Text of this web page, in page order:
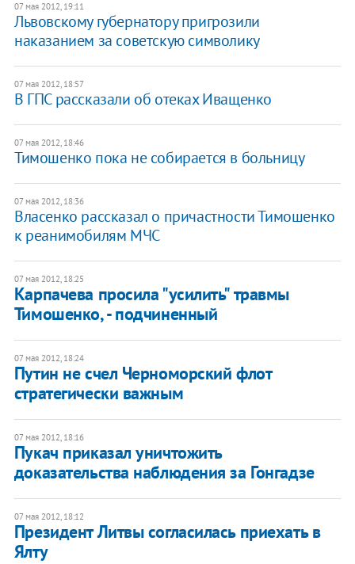
07 мая 2012, 19:11
Львовскому губернатору пригрозили
наказанием за советскую символику
07 мая 2012, 18:57
В ГПС рассказали об отеках Иващенко
07 мая 2012, 18:46
Тимошенко пока не собирается в больницу
07 мая 2012, 18:36
​Власенко рассказал о причастности Тимошенко
к реанимобилям МЧС
07 мая 2012, 18:25
Карпачева просила "усилить" травмы
Тимошенко, - подчиненный
07 мая 2012, 18:24
Путин не счел Черноморский флот
стратегически важным
07 мая 2012, 18:16
Пукач приказал уничтожить
доказательства наблюдения за Гонгадзе
07 мая 2012, 18:12
Президент Литвы согласилась приехать в
Ялту